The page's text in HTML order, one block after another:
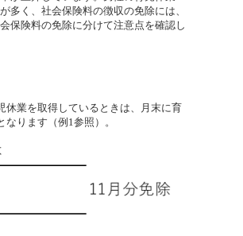
多く、社会保険料の徴収の免除には、
保険料の免除に分けて注意点を確認し
業を取得しているときは、月末に育
ります（例1参照）。